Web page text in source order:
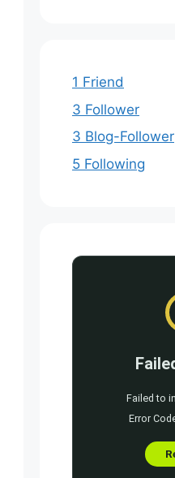
1 Friend
3 Follower
3 Blog-Follower
5 Following